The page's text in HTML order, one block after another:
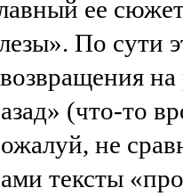
ее
По сути
(что-то
не
тексты